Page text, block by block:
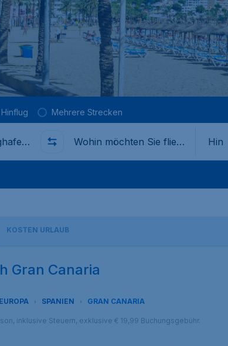
Mehrere Strecken
Wohin Hin
KOSTEN URLAUB
Gran Canaria
EUROPA SPANIEN GRAN CANARIA
inklusive Steuern, exklusive € 19,99 Buchungsgebühr.